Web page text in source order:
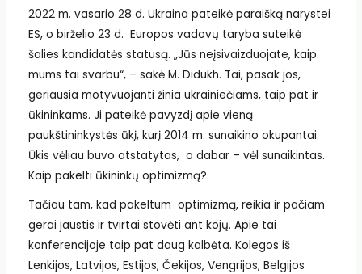
2022 m. vasario 28 d. Ukraina pateikė paraišką narystei
ES, o birželio 23 d. Europos vadovų taryba suteikė
šalies kandidatės statusą. „Jūs neįsivaizduojate, kaip
mums tai svarbu“, – sakė M. Didukh. Tai, pasak jos,
geriausia motyvuojanti žinia ukrainiečiams, taip pat ir
ūkininkams. Ji pateikė pavyzdį apie vieną
paukštininkystės ūkį, kurį 2014 m. sunaikino okupantai.
Ūkis vėliau buvo atstatytas, o dabar – vėl sunaikintas.
Kaip pakelti ūkininkų optimizmą?
Tačiau tam, kad pakeltum optimizmą, reikia ir pačiam
gerai jaustis ir tvirtai stovėti ant kojų. Apie tai
konferencijoje taip pat daug kalbėta. Kolegos iš
Lenkijos, Latvijos, Estijos, Čekijos, Vengrijos, Belgijos